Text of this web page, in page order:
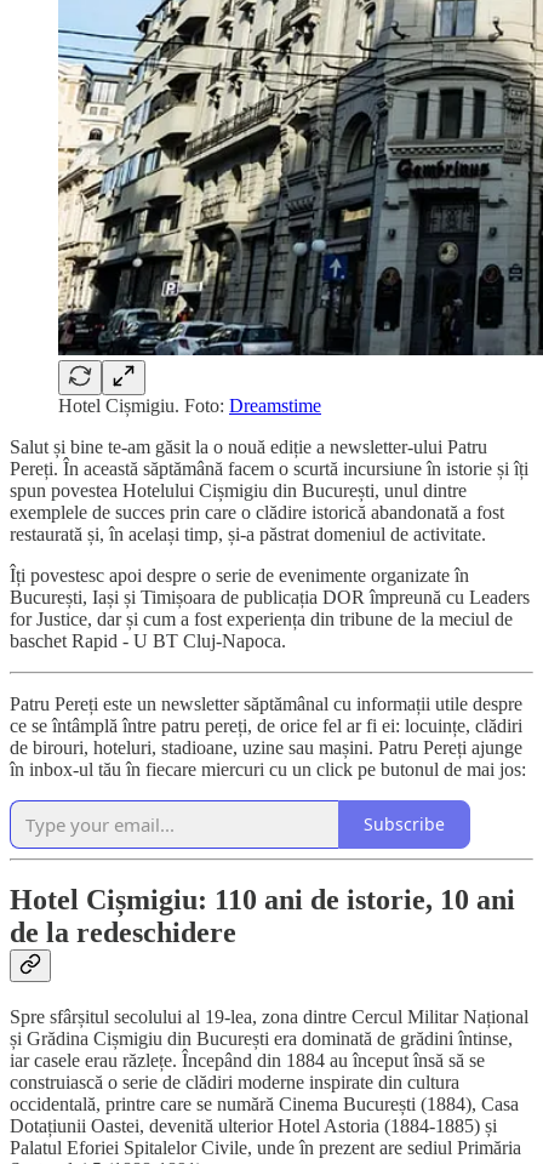
Hotel Cișmigiu. Foto: Dreamstime
Salut și bine te-am găsit la o nouă ediție a newsletter-ului Patru
Pereți. În această săptămână facem o scurtă incursiune în istorie și îți
spun povestea Hotelului Cișmigiu din București, unul dintre
exemplele de succes prin care o clădire istorică abandonată a fost
restaurată și, în același timp, și-a păstrat domeniul de activitate.
Îți povestesc apoi despre o serie de evenimente organizate în
București, Iași și Timișoara de publicația DOR împreună cu Leaders
for Justice, dar și cum a fost experiența din tribune de la meciul de
baschet Rapid - U BT Cluj-Napoca.
Patru Pereți este un newsletter săptămânal cu informații utile despre
ce se întâmplă între patru pereți, de orice fel ar fi ei: locuințe, clădiri
de birouri, hoteluri, stadioane, uzine sau mașini. Patru Pereți ajunge
în inbox-ul tău în fiecare miercuri cu un click pe butonul de mai jos:
Subscribe
Hotel Cișmigiu: 110 ani de istorie, 10 ani
de la redeschidere
Spre sfârșitul secolului al 19-lea, zona dintre Cercul Militar Național
și Grădina Cișmigiu din București era dominată de grădini întinse,
iar casele erau răzlețe. Începând din 1884 au început însă să se
construiască o serie de clădiri moderne inspirate din cultura
occidentală, printre care se numără Cinema București (1884), Casa
Dotațiunii Oastei, devenită ulterior Hotel Astoria (1884-1885) și
Palatul Eforiei Spitalelor Civile, unde în prezent are sediul Primăria